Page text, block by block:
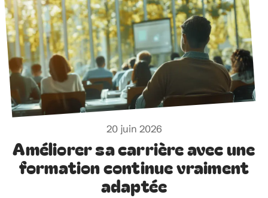
20 juin 2026
Améliorer sa carrière avec une
formation continue vraiment
adaptée